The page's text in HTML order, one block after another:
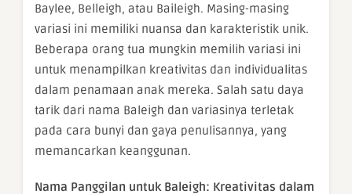
Baylee, Belleigh, atau Baileigh. Masing-masing
variasi ini memiliki nuansa dan karakteristik unik.
Beberapa orang tua mungkin memilih variasi ini
untuk menampilkan kreativitas dan individualitas
dalam penamaan anak mereka. Salah satu daya
tarik dari nama Baleigh dan variasinya terletak
pada cara bunyi dan gaya penulisannya, yang
memancarkan keanggunan.
Nama Panggilan untuk Baleigh: Kreativitas dalam